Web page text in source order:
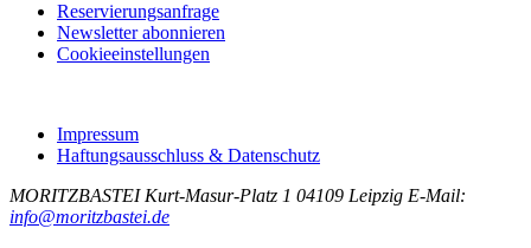
Reservierungsanfrage
Newsletter abonnieren
Cookieeinstellungen
Impressum
Haftungsausschluss & Datenschutz
MORITZBASTEI Kurt-Masur-Platz 1 04109 Leipzig E-Mail:
info@moritzbastei.de